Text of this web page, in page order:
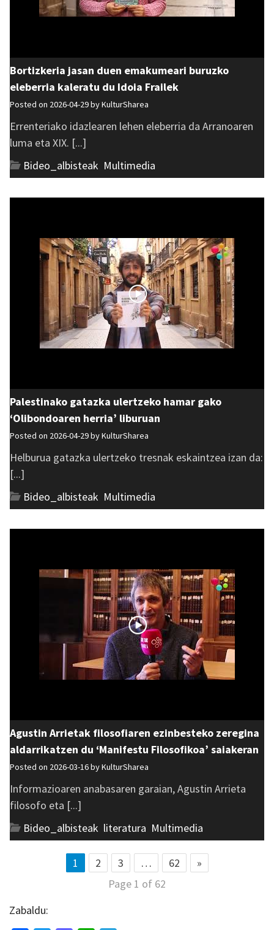
Bortizkeria jasan duen emakumeari buruzko
eleberria kaleratu du Idoia Frailek
Posted on 2026-04-29 byKulturSharea
Errenteriako idazlearen lehen eleberria da Arranoaren
luma eta XIX. [...]
Bideo_albisteak Multimedia
Palestinako gatazka ulertzeko hamar gako
‘Olibondoaren herria’ liburuan
Posted on 2026-04-29 byKulturSharea
Helburua gatazka ulertzeko tresnak eskaintzea izan da:
[...]
Bideo_albisteak Multimedia
Agustin Arrietak filosofiaren ezinbesteko zeregina
aldarrikatzen du ‘Manifestu Filosofikoa’ saiakeran
Posted on 2026-03-16 byKulturSharea
Informazioaren anabasaren garaian, Agustin Arrieta
filosofo eta [...]
Bideo_albisteak literatura Multimedia
1 2 3 … 62
»
Page 1 of 62
Zabaldu: